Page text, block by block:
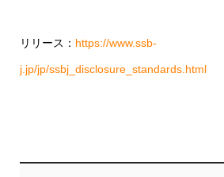
リリース： https://www.ssb-
j.jp/jp/ssbj_disclosure_standards.html